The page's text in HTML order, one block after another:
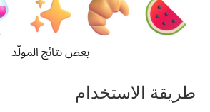
بعض نتائج المولّد
طريقة الاستخدام